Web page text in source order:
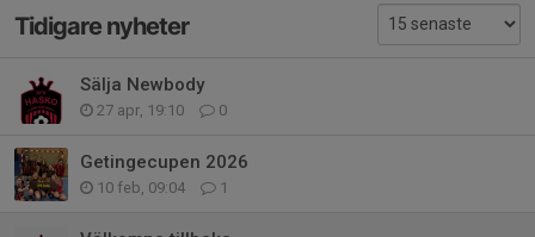
Tidigare nyheter
Sälja Newbody
27 apr, 19:10 0
Getingecupen 2026
10 feb, 09:04 1